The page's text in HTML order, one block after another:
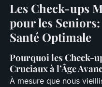
Les Check-ups
pour les
Santé Optimale
Pourquoi les Check-
Cruciaux à l’Âge
À mesure que nous